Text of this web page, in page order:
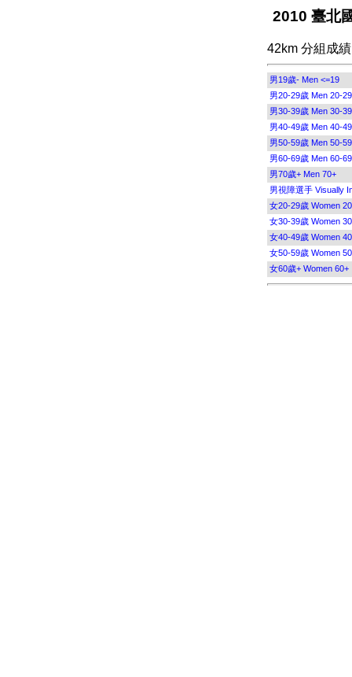
2010 臺北
42km 分組成
男19歲- Men <=19
男20-29歲 Men 20-29
男30-39歲 Men 30-39
男40-49歲 Men 40-49
男50-59歲 Men 50-59
男60-69歲 Men 60-69
男70歲+ Men 70+
男視障選手 Visually
女20-29歲 Women
女30-39歲 Women
女40-49歲 Women
女50-59歲 Women
女60歲+ Women 60+